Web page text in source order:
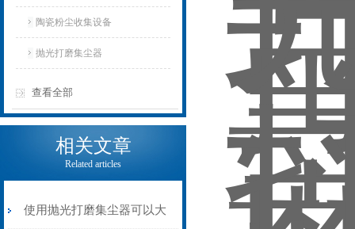
陶瓷粉尘收集设备
抛光打磨集尘器
查看全部
相关文章
Related articles
使用抛光打磨集尘器可以大